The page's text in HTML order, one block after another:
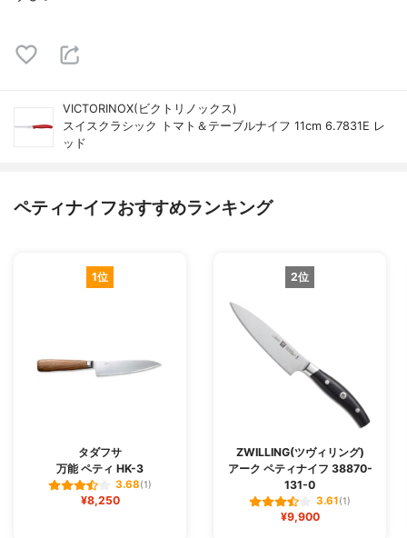
VICTORINOX(ビクトリノックス)
スイスクラシック トマト＆テーブルナイフ 11cm 6.7831E レ
ッド
ペティナイフおすすめランキング
1位
タダフサ
万能 ペティ HK-3
3.68(1)
¥8,250
2位
ZWILLING(ツヴィリング)
アーク ペティナイフ 38870-
131-0
3.61(1)
¥9,900